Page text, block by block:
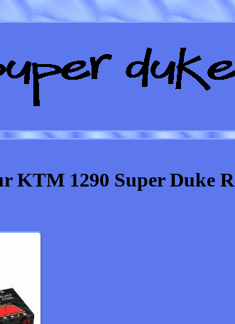
KTM 1290 Super Duke R